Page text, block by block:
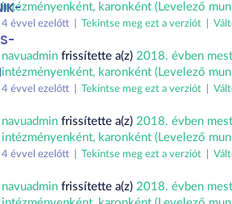
intézményenként, karonként (Levelező
4 évvel ezelőtt | Tekintse meg ezt a verziót
navuadmin frissítette a(z) 2018. évben
intézményenként, karonként (Levelező
4 évvel ezelőtt | Tekintse meg ezt a verziót
navuadmin frissítette a(z) 2018. évben
intézményenként, karonként (Levelező
4 évvel ezelőtt | Tekintse meg ezt a verziót
navuadmin frissítette a(z) 2018. évben